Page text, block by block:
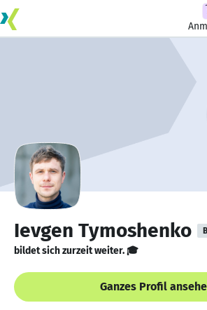
Ievgen Tymoshenko
bildet sich zurzeit weiter. 🎓
Ganzes Profil